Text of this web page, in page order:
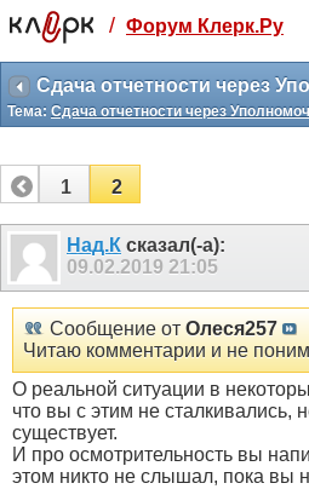
Святые угодники,
прекрасен:)
месяц
3 месяца
259 ₽
-10%
полгода
499 ₽
-15%
/ Форум Клерк.Ру
Тема: Сдача отчетности через
1 2
Над.К сказал(-а):
09.02.2019 21:05
Сообщение от Олеся257
Читаю комментарии и не
О реальной ситуации в
что вы с этим не сталкивались,
существует.
И про осмотрительность вы
этом никто не слышал, пока вы